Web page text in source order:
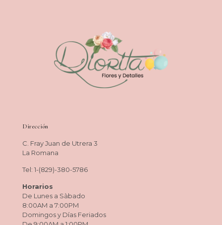
Dirección
C. Fray Juan de Utrera 3
La Romana
Tel: 1-(829)-380-5786
Horarios
De Lunes a Sàbado
8:00AM a 7:00PM
Domingos y Días Feriados